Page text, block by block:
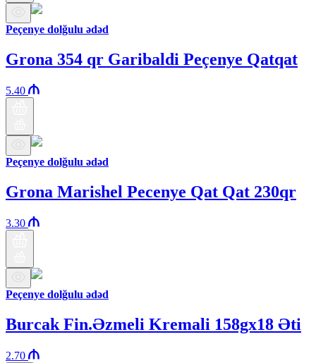
Peçenye dolğulu ədəd
Grona 354 qr Garibaldi Peçenye Qatqat
5.40
Peçenye dolğulu ədəd
Grona Marishel Pecenye Qat Qat 230qr
3.30
Peçenye dolğulu ədəd
Burcak Fin.Əzmeli Kremali 158gx18 Əti
2.70